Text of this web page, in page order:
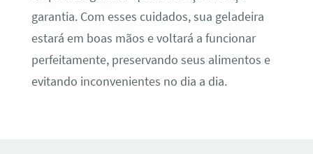
garantia. Com esses cuidados, sua geladeira
estará em boas mãos e voltará a funcionar
perfeitamente, preservando seus alimentos e
evitando inconvenientes no dia a dia.